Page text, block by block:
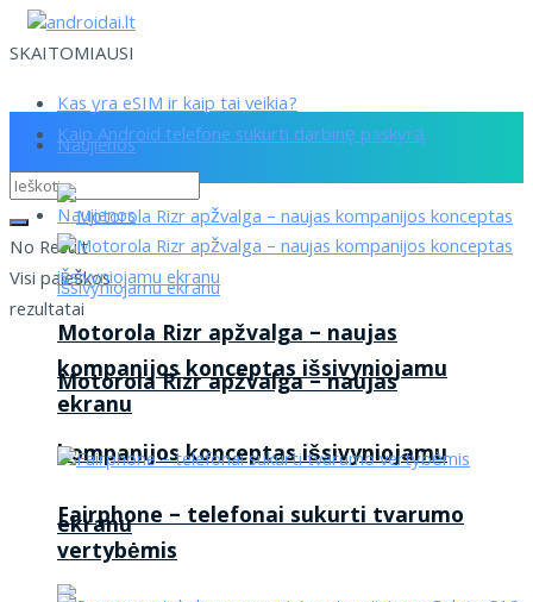
SKAITOMIAUSI
Kas yra eSIM ir kaip tai veikia?
Kaip Android telefone sukurti darbinę paskyrą
No Result
Visi paieškos
rezultatai
Naujienos
Motorola Rizr apžvalga – naujas
kompanijos konceptas išsivyniojamu
ekranu
Naujienos
Motorola Rizr apžvalga – naujas
kompanijos konceptas išsivyniojamu
ekranu
Fairphone – telefonai sukurti tvarumo
vertybėmis